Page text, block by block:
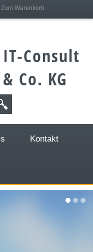
Zum Warenkorb
Consult
Co. KG
Kontakt